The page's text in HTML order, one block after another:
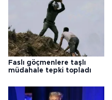
Faslı göçmenlere taşlı
müdahale tepki topladı